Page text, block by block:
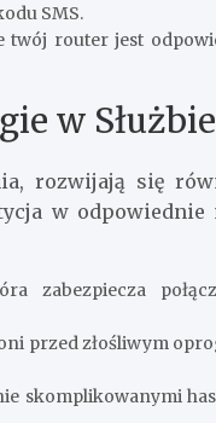
SMS.
router jest
w
rozwijają się
w odpowiednie
zabezpiecza
przed złośliwym
skomplikowanymi